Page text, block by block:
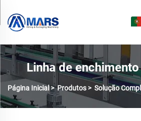
Linha de
Página Inicial>Produtos > Solução